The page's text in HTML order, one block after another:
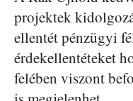
projektek
ellentét pénzügyi
érdekellentéteket
felében viszont